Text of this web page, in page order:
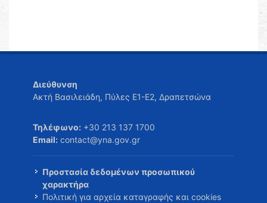
Διεύθυνση
Ακτή Βασιλειάδη, Πύλες Ε1-Ε2, Δραπετσώνα
Τηλέφωνο: +30 213 137 1700
Email: contact@yna.gov.gr
Προστασία δεδομένων προσωπικού
χαρακτήρα
Πολιτική για αρχεία καταγραφής και cookies